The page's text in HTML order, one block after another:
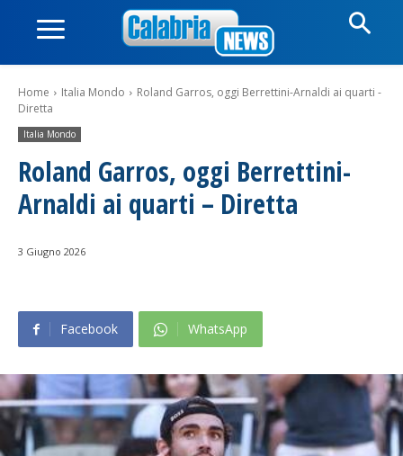
Home Italia Mondo
Roland Garros, oggi Berrettini-Arnaldi ai quarti -
Diretta
Italia Mondo
Roland Garros, oggi Berrettini-
Arnaldi ai quarti – Diretta
3 Giugno 2026
Facebook WhatsApp